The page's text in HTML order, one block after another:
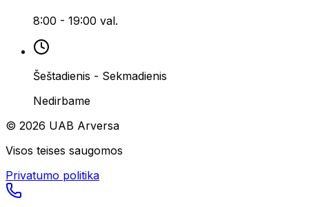
8:00 - 19:00 val.
Šeštadienis - Sekmadienis
Nedirbame
© 2026 UAB Arversa
Visos teises saugomos
Privatumo politika